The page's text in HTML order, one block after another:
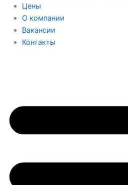
Цены
О компании
Вакансии
Контакты